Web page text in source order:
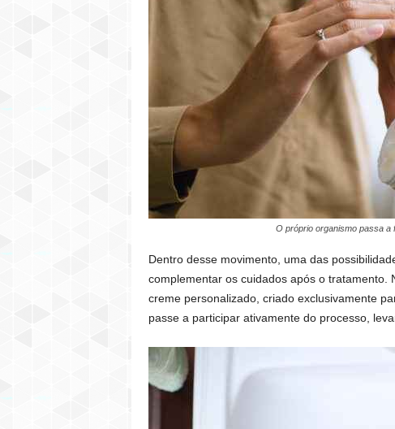
O próprio organismo passa a
Dentro desse movimento, uma das
complementar os cuidados após o
creme personalizado, criado exclusivamente
passe a participar ativamente do processo,